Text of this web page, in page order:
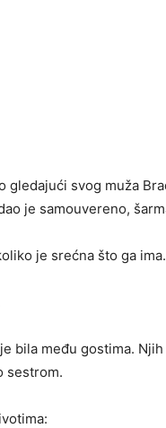
gledajući svog muža
je samouvereno,
je srećna što ga ima.
bila među gostima.
sestrom.